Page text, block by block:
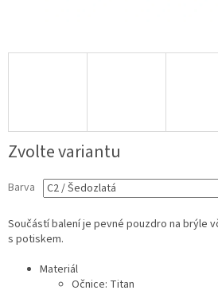
Zvolte variantu
Barva
Součástí balení je pevné pouzdro na brýle
s potiskem.
Materiál
Očnice: Titan